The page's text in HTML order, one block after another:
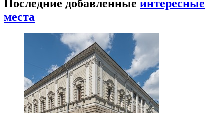
Последние добавленные интересные
места